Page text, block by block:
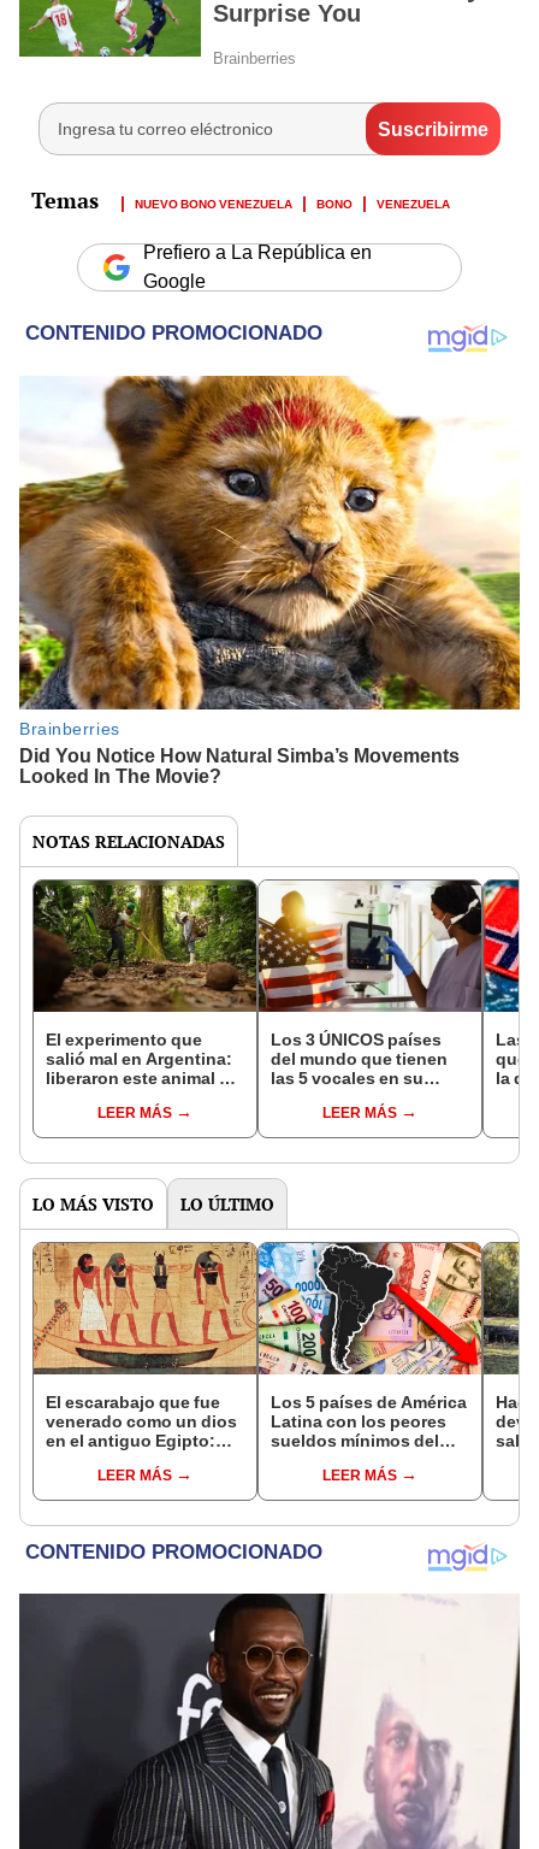
NUEVO BONO VENEZUELA BONO VENEZUELA
Prefiero a La República en
Google
NOTAS RELACIONADAS
El experimento que
salió mal en Argentina:
liberaron este animal y
bosques milenarios de
la Patagonia
LEER MÁS
Los 3 ÚNICOS países
del mundo que tienen
las 5 vocales en su
con unoLEER MÁS
Las
que
la de
LO MÁS VISTO LO ÚLTIMO
El escarabajo que fue
venerado como un dios
en el antiguo Egipto:
LEER MÁS
Los 5 países de América
Latina con los peores
sueldos mínimos del
Perú está entre ellos
LEER MÁS
de